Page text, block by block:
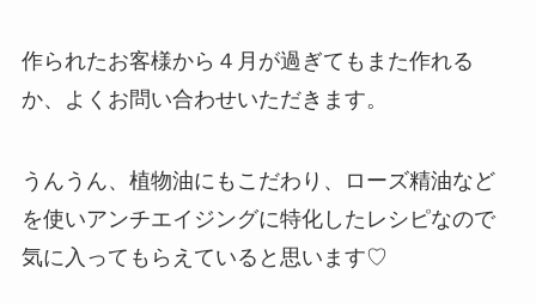
作られたお客様から４月が過ぎてもまた作れる
か、よくお問い合わせいただきます。
うんうん、植物油にもこだわり、ローズ精油など
を使いアンチエイジングに特化したレシピなので
気に入ってもらえていると思います♡